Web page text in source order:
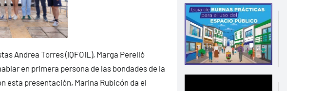
Andrea Torres (iQFOiL), Marga Perelló
en primera persona de las bondades de la
esta presentación, Marina Rubicón da el